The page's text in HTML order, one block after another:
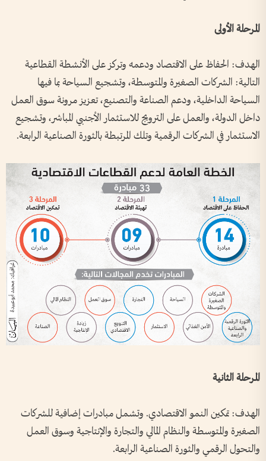
المرحلة الأولى
الهدف: الحفاظ على الاقتصاد ودعمه وتركز على الأنشطة القطاعية
التالية: الشركات الصغيرة والمتوسطة، وتشجيع السياحة بما فيها
السياحة الداخلية، ودعم الصناعة والتصنيع، تعزيز مرونة سوق العمل
داخل الدولة، والعمل على الترويج للاستثمار الأجنبي المباشر، وتشجيع
الاستثمار في الشركات الرقمية وتلك المرتبطة بالثورة الصناعية الرابعة.
المرحلة الثانية
الهدف: تمكين النمو الاقتصادي. وتشمل مبادرات إضافية للشركات
الصغيرة والمتوسطة والنظام المالي والتجارة والإنتاجية وسوق العمل
والتحول الرقمي والثورة الصناعية الرابعة.